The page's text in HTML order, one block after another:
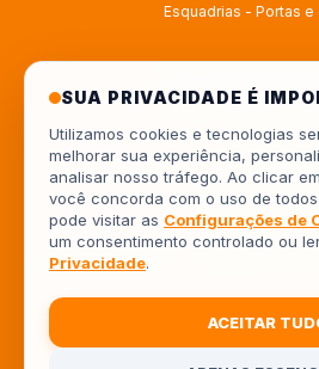
Esquadrias - Portas e
Av. Europa, 962 - Jardim Piza,
SUA PRIVACIDADE É
Utilizamos cookies e tecnologias
melhorar sua experiência,
analisar nosso tráfego. Ao clicar em
você concorda com o uso de
pode visitar as Configurações de
um consentimento controlado ou
Privacidade.
ACEITAR